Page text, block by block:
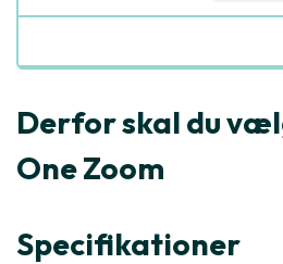
Derfor skal du
One Zoom
Specifikationer